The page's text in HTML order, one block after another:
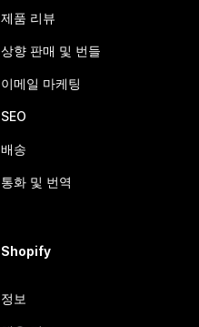
제품 리뷰
상향 판매 및 번들
이메일 마케팅
SEO
배송
통화 및 번역
Shopify
정보